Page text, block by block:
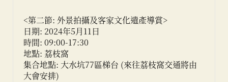
<第二節: 外景拍攝及客家文化遺產導賞>
日期: 2024年5月11日
時間: 09:00-17:30
地點: 荔枝窩
集合地點: 大水坑77區梯台 (來往荔枝窩交通將由
大會安排)